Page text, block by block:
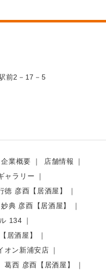
前2－17－5
企業概要
店舗情報
ャラリー
徳 彦酉【居酒屋】
妙典 彦酉【居酒屋】
134
居酒屋】
オン新浦安店
葛西 彦酉【居酒屋】